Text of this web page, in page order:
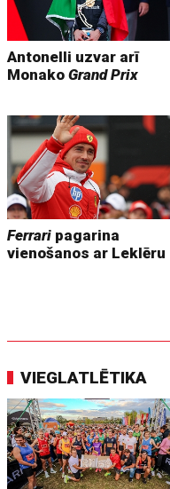
Antonelli uzvar arī
MonakoGrand Prix
Ferrari pagarina
vienošanos ar Leklēru
VIEGLATLĒTIKA